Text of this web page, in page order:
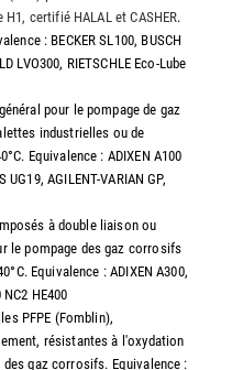
certifié HALAL et CASHER.
: BECKER SL100, BUSCH
LVO300, RIETSCHLE Eco-Lube
pour le pompage de gaz
industrielles ou de
Equivalence : ADIXEN A100
UG19, AGILENT-VARIAN GP,
à double liaison ou
le pompage des gaz corrosifs
Equivalence : ADIXEN A300,
NC2 HE400
PFPE (Fomblin),
résistantes à l'oxydation
gaz corrosifs. Equivalence :